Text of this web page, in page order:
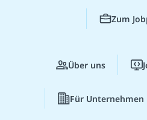
Zum
Über uns
Für Unternehmen